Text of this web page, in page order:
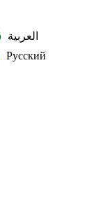
العربية‏
Русский